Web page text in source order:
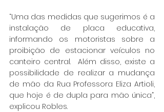
“Uma das medidas que sugerimos é a
instalação de placa educativa,
informando os motoristas sobre a
proibição de estacionar veículos no
canteiro central.  Além disso, existe a
possibilidade de realizar a mudança
de mão da Rua Professora Eliza Artioli,
que hoje é de dupla para mão única”,
explicou Robles.